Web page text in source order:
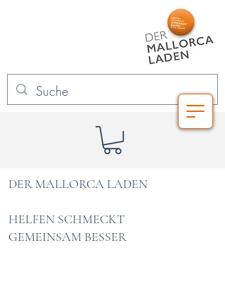
DER MALLORCA LADEN
HELFEN SCHMECKT
GEMEINSAM BESSER